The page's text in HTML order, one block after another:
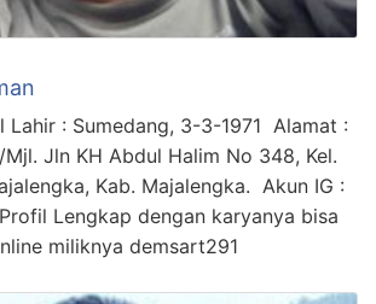
Lahir : Sumedang, 3-3-1971 Alamat :
Mjl. Jln KH Abdul Halim No 348, Kel.
Kab. Majalengka. Akun IG :
Lengkap dengan karyanya bisa
miliknya demsart291